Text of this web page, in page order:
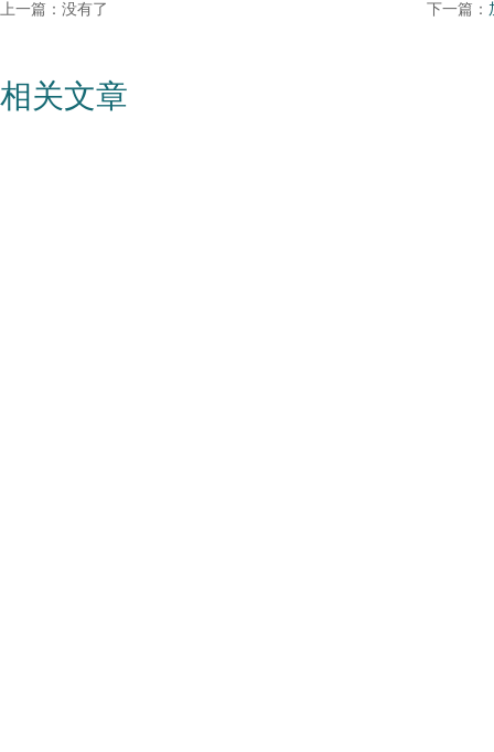
上一篇：没有了 下一篇：
相关文章